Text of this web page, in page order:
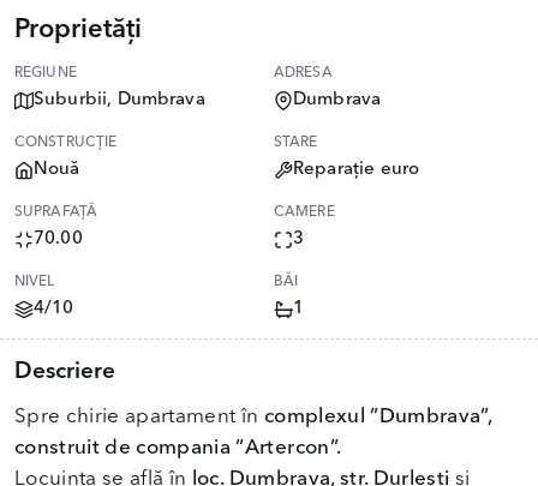
Proprietăți
REGIUNE
Suburbii, Dumbrava
ADRESA
Dumbrava
CONSTRUCȚIE
Nouă
STARE
Reparație euro
SUPRAFAȚĂ
70.00
CAMERE
3
NIVEL
4/10
BĂI
1
Descriere
Spre chirie apartament în complexul ”Dumbrava”,
construit de compania ”Artercon”.
Locuința se află în
loc. Dumbrava, str. Durlești și